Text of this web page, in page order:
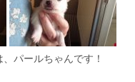
パールちゃんです！